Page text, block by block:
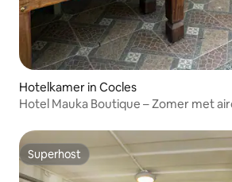
Hotelkamer in Cocles
Hotel Mauka Boutique – Zomer met
Superhost
Superhost